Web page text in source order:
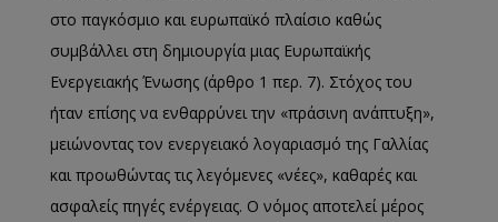
στο παγκόσμιο και ευρωπαϊκό πλαίσιο καθώς
συμβάλλει στη δημιουργία μιας Ευρωπαϊκής
Ενεργειακής Ένωσης (άρθρο 1 περ. 7). Στόχος του
ήταν επίσης να ενθαρρύνει την «πράσινη ανάπτυξη»,
μειώνοντας τον ενεργειακό λογαριασμό της Γαλλίας
και προωθώντας τις λεγόμενες «νέες», καθαρές και
ασφαλείς πηγές ενέργειας. Ο νόμος αποτελεί μέρος